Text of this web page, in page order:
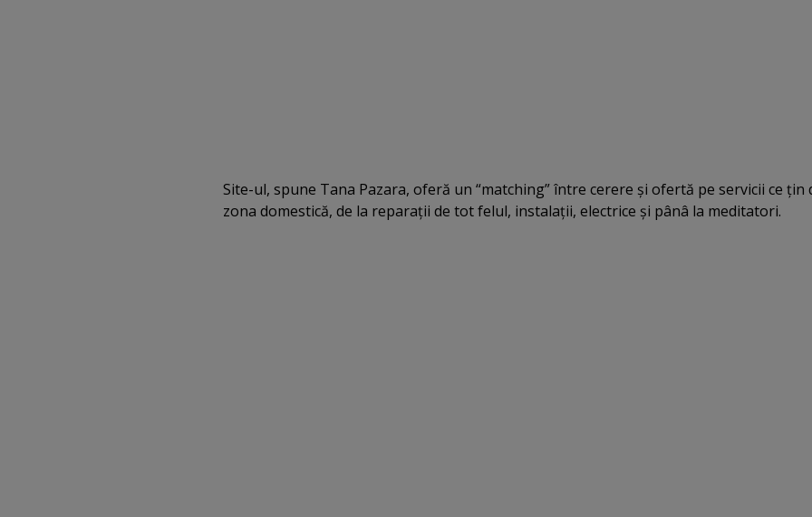
Site-ul, spune Tana Pazara, oferă un “matching” între cerere şi ofertă pe servicii ce ţin
zona domestică, de la reparaţii de tot felul, instalaţii, electrice şi pânâ la meditatori.